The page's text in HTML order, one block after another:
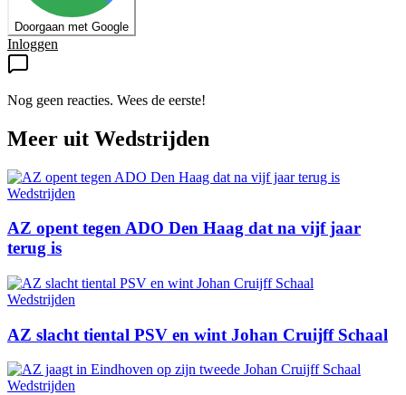
Doorgaan met Google
Inloggen
Nog geen reacties. Wees de eerste!
Meer uit Wedstrijden
Wedstrijden
AZ opent tegen ADO Den Haag dat na vijf jaar
terug is
Wedstrijden
AZ slacht tiental PSV en wint Johan Cruijff Schaal
Wedstrijden